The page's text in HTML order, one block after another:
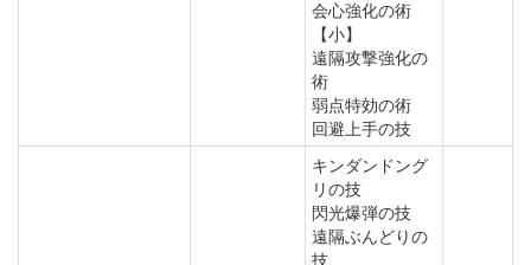
会心強化の術
【小】
遠隔攻撃強化の
術
弱点特効の術
回避上手の技
キンダンドング
リの技
閃光爆弾の技
遠隔ぶんどりの
技